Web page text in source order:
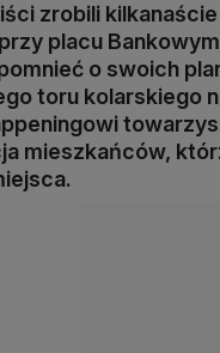
zrobili
placu
o swoich
toru kolarskiego
mieszkańców,